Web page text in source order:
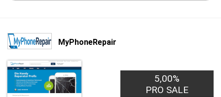
MyPhoneRepair
5,00%
PRO SALE